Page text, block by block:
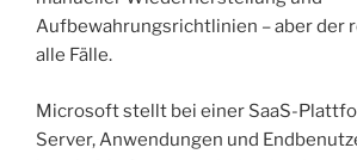
Aufbewahrungsrichtlinien – aber der
alle Fälle.
Microsoft stellt bei einer SaaS-
Server, Anwendungen und